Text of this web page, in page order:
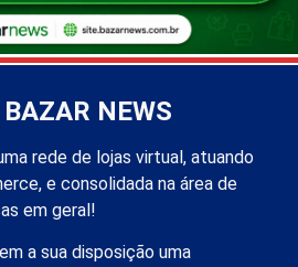
NEWS
rede de lojas virtual, atuando
e consolidada na área de
em geral!
a sua disposição uma